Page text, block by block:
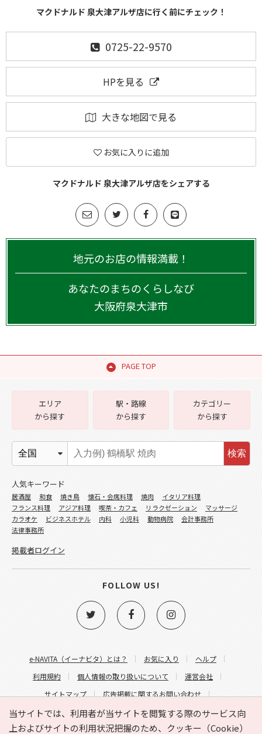
マクドナルド 泉大津アルザ店に行く前にチェック！
0725-22-9570
HPを見る
大きな地図で見る
お気に入りに追加
マクドナルド 泉大津アルザ店をシェアする
地元のお店の情報満載！
あなたのまちのくらしなび
大阪府泉大津市
PAGE TOP
当サイトでは、利用者が当サイトを閲覧する際のサービス向
上およびサイトの利用状況把握のため、クッキー（Cookie）
e-NAVITA（イーナビタ）とは？ お気に入り
ヘルプ
利用規約
個人情報の取り扱いについて
運営会社
サイトマップ
広告掲載に関するお問い合わせ
サイトの内容に関するお問い合わせ
エリア
から探す
駅・路線
から探す
カテゴリー
から探す
検索
人気キーワード
居酒屋 和食 焼き鳥 懐石・会席料理 焼肉
イタリア料理
フランス料理
アジア料理 喫茶・カフェ リラクゼーション
マッサージ
カラオケ
ビジネスホテル 内科 小児科 動物病院
会計事務所
法律事務所
掲載者ログイン
FOLLOW US!